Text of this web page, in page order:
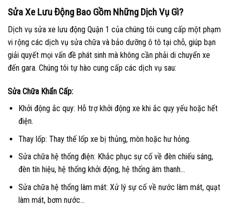
Sửa Xe Lưu Động Bao Gồm Những Dịch Vụ Gì?
Dịch vụ sửa xe lưu động Quận 1 của chúng tôi cung cấp một phạm
vi rộng các dịch vụ sửa chữa và bảo dưỡng ô tô tại chỗ, giúp bạn
giải quyết mọi vấn đề phát sinh mà không cần phải di chuyển xe
đến gara. Chúng tôi tự hào cung cấp các dịch vụ sau:
Sửa Chữa Khẩn Cấp:
Khởi động ắc quy: Hỗ trợ khởi động xe khi ắc quy yếu hoặc hết
điện.
Thay lốp: Thay thế lốp xe bị thủng, mòn hoặc hư hỏng.
Sửa chữa hệ thống điện: Khắc phục sự cố về đèn chiếu sáng,
đèn tín hiệu, hệ thống khởi động, hệ thống âm thanh…
Sửa chữa hệ thống làm mát: Xử lý sự cố về nước làm mát, quạt
làm mát, bơm nước…